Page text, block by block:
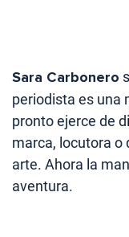
Sara Carbonero
periodista es una
pronto ejerce de
marca, locutora o
arte. Ahora la
aventura.